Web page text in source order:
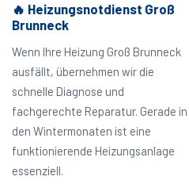
🔥 Heizungsnotdienst Groß
Brunneck
Wenn Ihre Heizung Groß Brunneck
ausfällt, übernehmen wir die
schnelle Diagnose und
fachgerechte Reparatur. Gerade in
den Wintermonaten ist eine
funktionierende Heizungsanlage
essenziell.